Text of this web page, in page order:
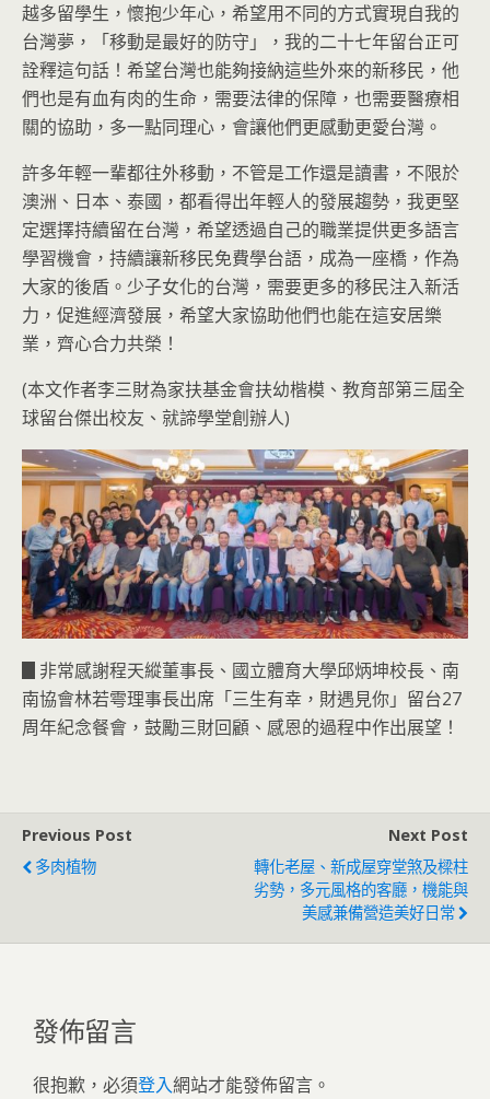
越多留學生，懷抱少年心，希望用不同的方式實現自我的
台灣夢，「移動是最好的防守」，我的二十七年留台正可
詮釋這句話！希望台灣也能夠接納這些外來的新移民，他
們也是有血有肉的生命，需要法律的保障，也需要醫療相
關的協助，多一點同理心，會讓他們更感動更愛台灣。
許多年輕一輩都往外移動，不管是工作還是讀書，不限於
澳洲、日本、泰國，都看得出年輕人的發展趨勢，我更堅
定選擇持續留在台灣，希望透過自己的職業提供更多語言
學習機會，持續讓新移民免費學台語，成為一座橋，作為
大家的後盾。少子女化的台灣，需要更多的移民注入新活
力，促進經濟發展，希望大家協助他們也能在這安居樂
業，齊心合力共榮！
(本文作者李三財為家扶基金會扶幼楷模、教育部第三屆全
球留台傑出校友、就諦學堂創辦人)
▊非常感謝程天縱董事長、國立體育大學邱炳坤校長、南
南協會林若雩理事長出席「三生有幸，財遇見你」留台27
周年紀念餐會，鼓勵三財回顧、感恩的過程中作出展望！
Previous Post
多肉植物
Next Post
轉化老屋、新成屋穿堂煞及樑柱
劣勢，多元風格的客廳，機能與
美感兼備營造美好日常
發佈留言
很抱歉，必須登入網站才能發佈留言。